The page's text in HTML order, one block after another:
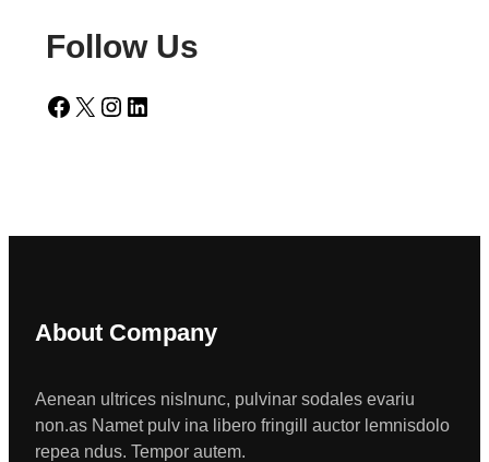
Follow Us
Facebook X Instagram LinkedIn
About Company
Aenean ultrices nislnunc, pulvinar sodales evariu
non.as Namet pulv ina libero fringill auctor lemnisdolo
repea ndus. Tempor autem.